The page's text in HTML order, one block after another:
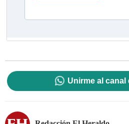
Unirme al canal